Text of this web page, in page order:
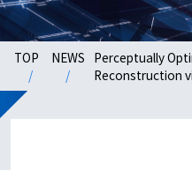
TOP NEWS Perceptually
Reconstruction